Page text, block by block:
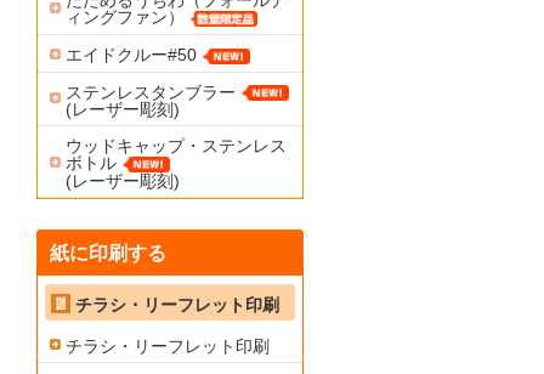
ィングファン）
エイドクルー#50
ステンレスタンブラー
(レーザー彫刻)
ウッドキャップ・ステンレス
ボトル
(レーザー彫刻)
紙に印刷する
チラシ・リーフレット印刷
チラシ・リーフレット印刷